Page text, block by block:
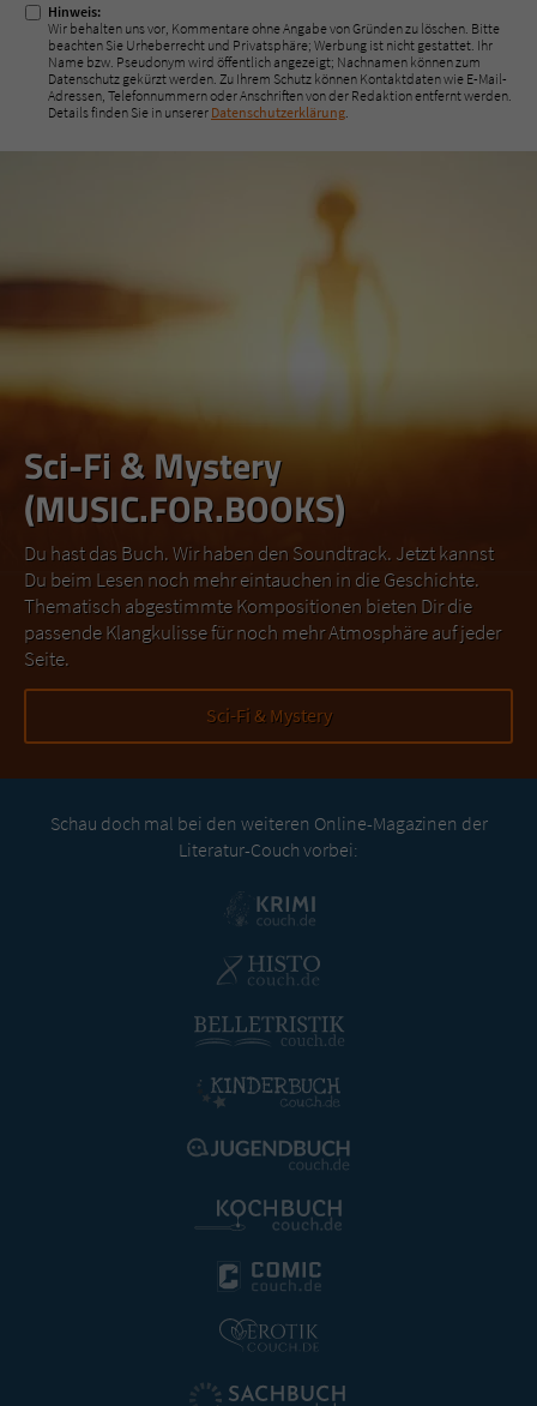
Hinweis:
Wir behalten uns vor, Kommentare ohne Angabe von Gründen zu löschen. Bitte
beachten Sie Urheberrecht und Privatsphäre; Werbung ist nicht gestattet. Ihr
Name bzw. Pseudonym wird öffentlich angezeigt; Nachnamen können zum
Datenschutz gekürzt werden. Zu Ihrem Schutz können Kontaktdaten wie E-Mail-
Adressen, Telefonnummern oder Anschriften von der Redaktion entfernt werden.
Details finden Sie in unserer Datenschutzerklärung
Sci-Fi & Mystery
(MUSIC.FOR.BOOKS)
Du hast das Buch. Wir haben den Soundtrack. Jetzt kannst
Du beim Lesen noch mehr eintauchen in die Geschichte.
Thematisch abgestimmte Kompositionen bieten Dir die
passende Klangkulisse für noch mehr Atmosphäre auf jeder
Seite.
Sci-Fi & Mystery
Schau doch mal bei den weiteren Online-Magazinen der
Literatur-Couch vorbei: